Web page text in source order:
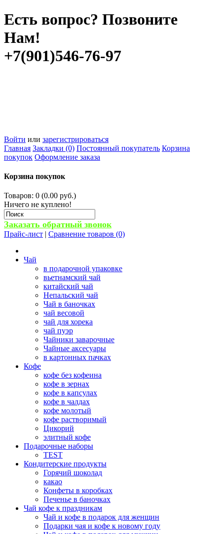
Есть вопрос? Позвоните
Нам!
+7(901)546-76-97
Войти или зарегистрироваться
Главная Закладки (0) Постоянный покупатель Корзина
покупок Оформление заказа
Корзина покупок
Товаров: 0 (0.00 руб.)
Ничего не куплено!
Заказать обратный звонок
Прайс-лист | Сравнение товаров (0)
Чай
в подарочной упаковке
вьетнамский чай
китайский чай
Непальский чай
Чай в баночках
чай весовой
чай для хорека
чай пуэр
Чайники заварочные
Чайные аксесуары
в картонных пачках
Кофе
кофе без кофеина
кофе в зернах
кофе в капсулах
кофе в чалдах
кофе молотый
кофе растворимый
Цикорий
элитный кофе
Подарочные наборы
TEST
Кондитерcкие продукты
Горячий шоколад
какао
Конфеты в коробках
Печенье в баночках
Чай кофе к праздникам
Чай и кофе в подарок для женщин
Подарки чая и кофе к новому году